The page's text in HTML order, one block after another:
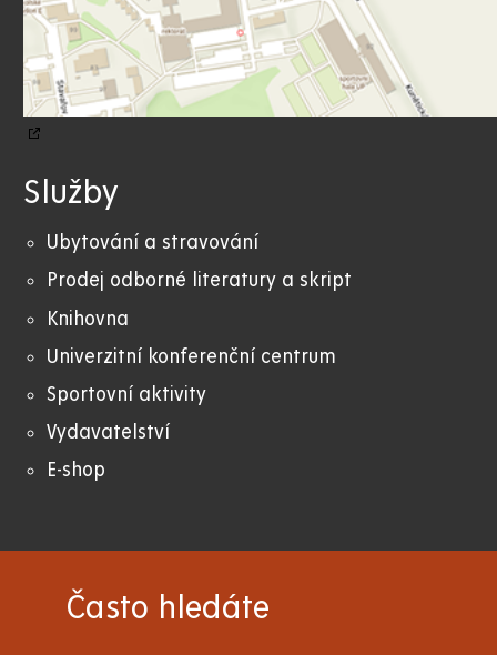
Služby
Ubytování a stravování
Prodej odborné literatury a skript
Knihovna
Univerzitní konferenční centrum
Sportovní aktivity
Vydavatelství
E-shop
Často hledáte